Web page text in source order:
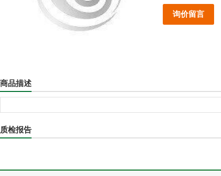
询价留言
商品描述
质检报告